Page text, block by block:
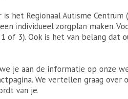
is het Regionaal Autisme
individueel zorgplan maken.
1 of 3). Ook is het van belang
je aan de informatie op onze
We vertellen graag
van je.